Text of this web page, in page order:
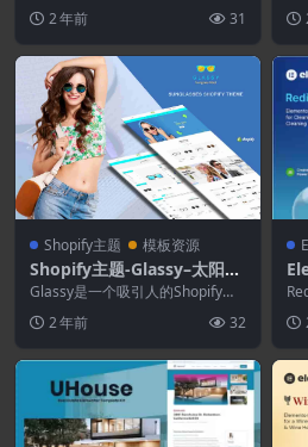
2 年前 31
孩
Shopify主题 模板资源
Shopify主题-Glassy–太阳镜.
时尚Shopify主题
Glassy是一个吸引人的Shopify主
题，专门为销售太阳镜，设计师规
格和运动...
2 年前 32
那